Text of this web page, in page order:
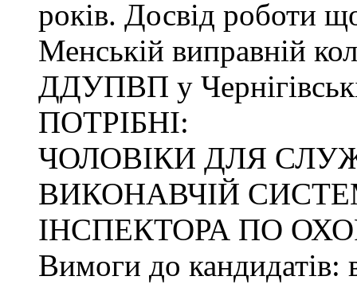
років. Досвід роботи
Менській виправній
ДДУПВП у
ПОТРІБНІ:
ЧОЛОВІКИ ДЛЯ
ВИКОНАВЧІЙ
ІНСПЕКТОРА ПО
Вимоги до кандидатів: